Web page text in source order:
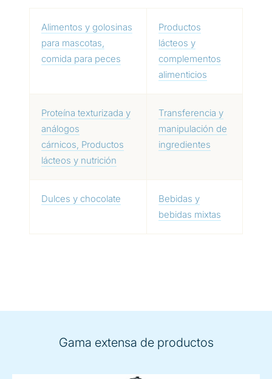
Alimentos y golosinas
para mascotas,
comida para peces
Productos
lácteos y
complementos
alimenticios
Proteína texturizada y
análogos
cárnicos, Productos
lácteos y nutrición
Transferencia y
manipulación de
ingredientes
Dulces y chocolate
Bebidas y
bebidas mixtas
Gama extensa de productos